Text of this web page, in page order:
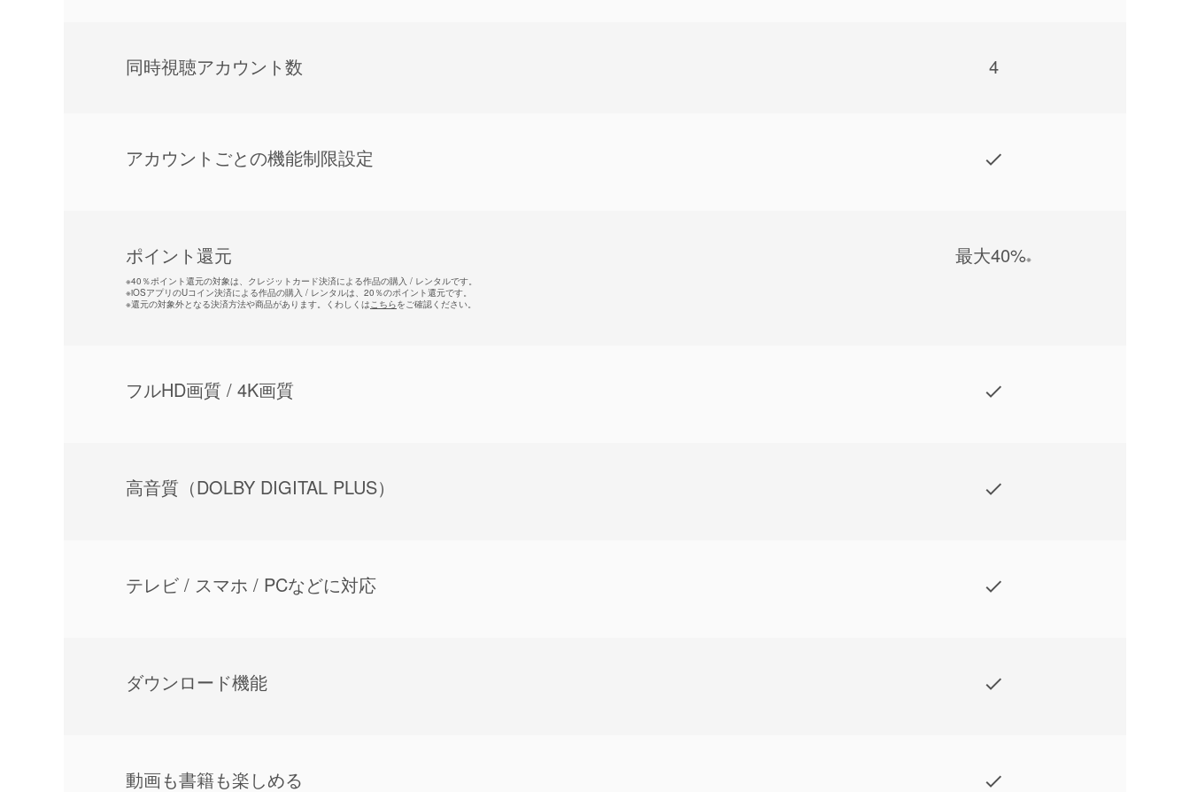
同時視聴アカウント数 4
アカウントごとの機能制限設定
ポイント還元 最⼤40%※
※40％ポイント還元の対象は、クレジットカード決済による作品の購入 / レンタルです。
※iOSアプリのUコイン決済による作品の購入 / レンタルは、20％のポイント還元です。
※還元の対象外となる決済方法や商品があります。くわしくはこちらをご確認ください。
フルHD画質 / 4K画質
⾼⾳質（DOLBY DIGITAL PLUS）
テレビ / スマホ / PCなどに対応
ダウンロード機能
動画も書籍も楽しめる